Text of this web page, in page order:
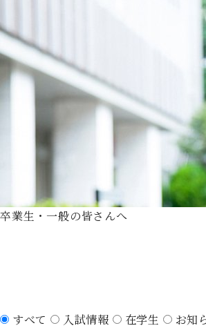
卒業生・一般の皆さんへ
すべて 入試情報 在学生 お知